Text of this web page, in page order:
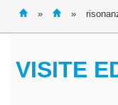
» »
VISITE